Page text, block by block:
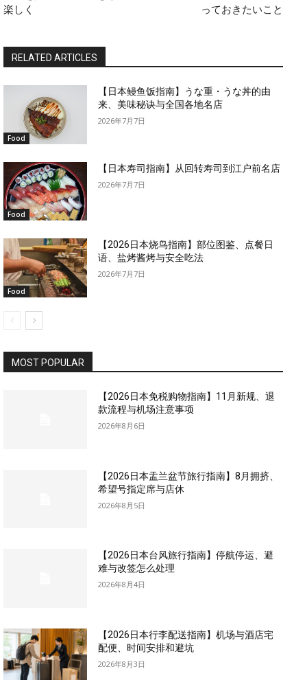
楽しく
っておきたいこと
RELATED ARTICLES
Food
【日本鳗鱼饭指南】うな重・うな丼的由
来、美味秘诀与全国各地名店
2026年7月7日
Food
【日本寿司指南】从回转寿司到江户前名店
2026年7月7日
Food
【2026日本烧鸟指南】部位图鉴、点餐日
语、盐烤酱烤与安全吃法
2026年7月7日
MOST POPULAR
【2026日本免税购物指南】11月新规、退
款流程与机场注意事项
2026年8月6日
【2026日本盂兰盆节旅行指南】8月拥挤、
希望号指定席与店休
2026年8月5日
【2026日本台风旅行指南】停航停运、避
难与改签怎么处理
2026年8月4日
【2026日本行李配送指南】机场与酒店宅
配便、时间安排和避坑
2026年8月3日